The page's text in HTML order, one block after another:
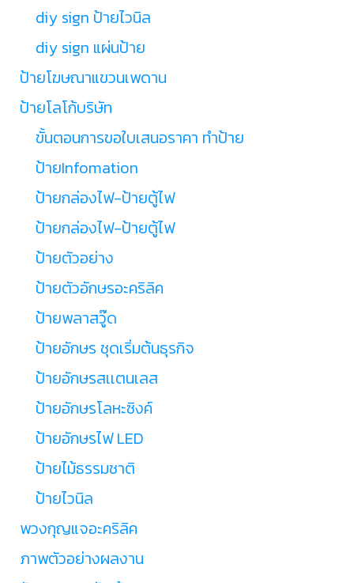
diy sign ป้ายไวนิล
diy sign แผ่นป้าย
ป้ายโฆษณาแขวนเพดาน
ป้ายโลโก้บริษัท
ขั้นตอนการขอใบเสนอราคา ทำป้าย
ป้ายInfomation
ป้ายกล่องไฟ-ป้ายตู้ไฟ
ป้ายกล่องไฟ-ป้ายตู้ไฟ
ป้ายตัวอย่าง
ป้ายตัวอักษรอะคริลิค
ป้ายพลาสวู๊ด
ป้ายอักษร ชุดเริ่มต้นธุรกิจ
ป้ายอักษรสเเตนเลส
ป้ายอักษรโลหะซิงค์
ป้ายอักษรไฟ LED
ป้ายไม้ธรรมชาติ
ป้ายไวนิล
พวงกุญแจอะคริลิค
ภาพตัวอย่างผลงาน